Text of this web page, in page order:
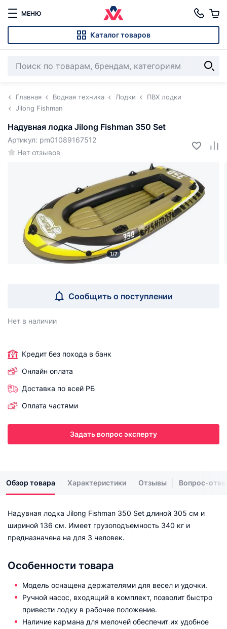
МЕНЮ
Каталог товаров
Главная Водная техника Лодки
ПВХ лодки
Jilong Fishman
Надувная лодка Jilong Fishman 350 Set
Нет отзывов
Артикул: pm01089167512
1/7
Сообщить о поступлении
Нет в наличии
Кредит без похода в банк
Онлайн оплата
Доставка по всей РБ
Оплата частями
Задать вопрос эксперту
Обзор товара Характеристики Отзывы Вопрос-
Надувная лодка Jilong Fishman 350 Set длиной 305 см и
шириной 136 см. Имеет грузоподъемность 340 кг и
предназначена на для 3 человек.
Особенности товара
Модель оснащена держателями для весел и удочки.
Ручной насос, входящий в комплект, позволит быстро
привести лодку в рабочее положение.
Наличие кармана для мелочей обеспечит их удобное